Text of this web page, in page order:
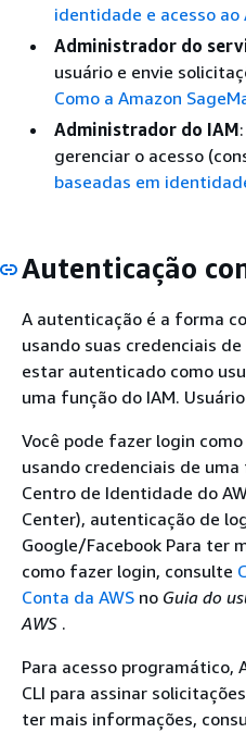
identidade e acesso ao
Administrador do
usuário e envie
Como a Amazon
Administrador do IAM
gerenciar o acesso
baseadas em
Autenticação
A autenticação é a forma
usando suas credenciais
estar autenticado como
uma função do IAM.
Você pode fazer login
usando credenciais de
Centro de Identidade do
Center), autenticação de
Google/Facebook Para ter
como fazer login, consulte
Conta da AWS no Guia do
AWS .
Para acesso programático,
CLI para assinar
ter mais informações,